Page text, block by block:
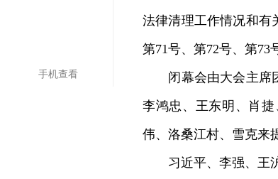
手机查看
法律清理工作情况和有
第71号、第72号、第73
闭幕会由大会主席团
李鸿忠、王东明、肖
伟、洛桑江村、雪克来
习近平、李强、王沪